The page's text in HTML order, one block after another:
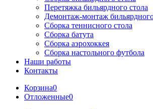
Перетяжка бильярдного стола
Демонтаж-монтаж
Сборка теннисного стола
Сборка батута
Сборка аэрохоккея
Сборка настольного футбола
Наши работы
Контакты
Корзина0
Отложенные0